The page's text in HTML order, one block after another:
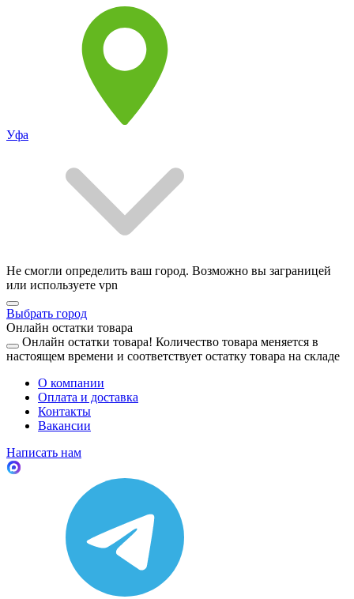
Уфа
Не смогли определить ваш город. Возможно вы заграницей
или используете vpn
Выбрать город
Онлайн остатки товара
Онлайн остатки товара! Количество товара меняется в
настоящем времени и соответствует остатку товара на складе
О компании
Оплата и доставка
Контакты
Вакансии
Написать нам